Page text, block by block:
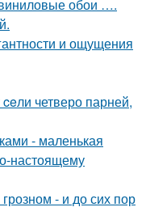
обои ….
и ощущения
четверо парней,
- маленькая
настоящему
- и до сих пор